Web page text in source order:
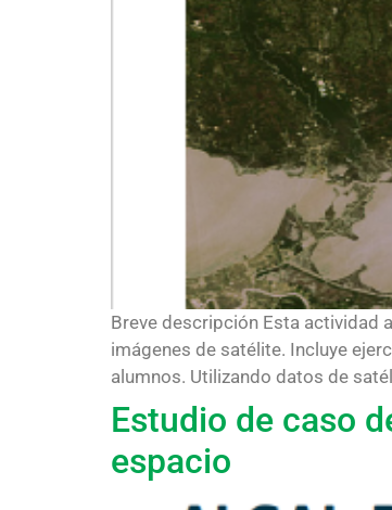
Breve descripción Esta actividad
imágenes de satélite. Incluye
alumnos. Utilizando datos de
Estudio de caso
espacio